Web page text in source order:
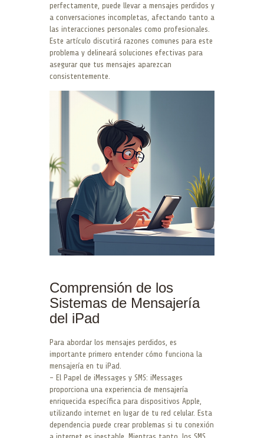
perfectamente, puede llevar a mensajes perdidos y
a conversaciones incompletas, afectando tanto a
las interacciones personales como profesionales.
Este artículo discutirá razones comunes para este
problema y delineará soluciones efectivas para
asegurar que tus mensajes aparezcan
consistentemente.
Comprensión de los
Sistemas de Mensajería
del iPad
Para abordar los mensajes perdidos, es
importante primero entender cómo funciona la
mensajería en tu iPad.
– El Papel de iMessages y SMS: iMessages
proporciona una experiencia de mensajería
enriquecida específica para dispositivos Apple,
utilizando internet en lugar de tu red celular. Esta
dependencia puede crear problemas si tu conexión